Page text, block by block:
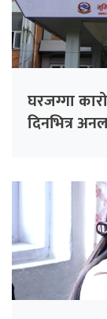
घरजग्गा
दिनभित्र